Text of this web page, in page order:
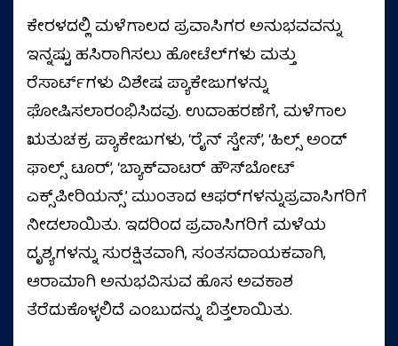
ಕೇರಳದಲ್ಲಿ ಮಳೆಗಾಲದ ಪ್ರವಾಸಿಗರ ಅನುಭವವನ್ನು
ಇನ್ನಷ್ಟು ಹಸಿರಾಗಿಸಲು ಹೋಟೆಲ್‌ಗಳು ಮತ್ತು
ರೆಸಾರ್ಟ್‌ಗಳು ವಿಶೇಷ ಪ್ಯಾಕೇಜುಗಳನ್ನು
ಘೋಷಿಸಲಾರಂಭಿಸಿದವು. ಉದಾಹರಣೆಗೆ, ಮಳೆಗಾಲ
ಋತುಚಕ್ರ ಪ್ಯಾಕೇಜುಗಳು, ‘ರೈನ್ ಸ್ಟೇಸ್’, ‘ಹಿಲ್ಸ್ ಅಂಡ್
ಫಾಲ್ಸ್ ಟೂರ್’, ‘ಬ್ಯಾಕ್‌ವಾಟರ್ ಹೌಸ್‌ಬೋಟ್
ಎಕ್ಸ್‌ಪೀರಿಯನ್ಸ್’ ಮುಂತಾದ ಆಫರ್‌ಗಳನ್ನುಪ್ರವಾಸಿಗರಿಗೆ
ನೀಡಲಾಯಿತು. ಇದರಿಂದ ಪ್ರವಾಸಿಗರಿಗೆ ಮಳೆಯ
ದೃಶ್ಯಗಳನ್ನು ಸುರಕ್ಷಿತವಾಗಿ, ಸಂತಸದಾಯಕವಾಗಿ,
ಆರಾಮಾಗಿ ಅನುಭವಿಸುವ ಹೊಸ ಅವಕಾಶ
ತೆರೆದುಕೊಳ್ಳಲಿದೆ ಎಂಬುದನ್ನು ಬಿತ್ತಲಾಯಿತು.